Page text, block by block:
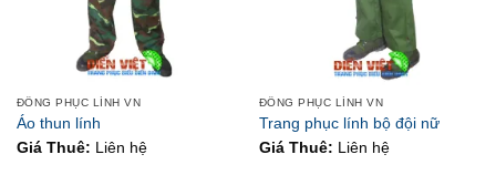
ĐỒNG PHỤC LÍNH VN
Áo thun lính
Giá Thuê:
Liên hệ
ĐỒNG PHỤC LÍNH VN
Trang phục lính bộ đội nữ
Giá Thuê:
Liên hệ